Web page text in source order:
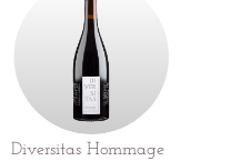
Diversitas Hommage